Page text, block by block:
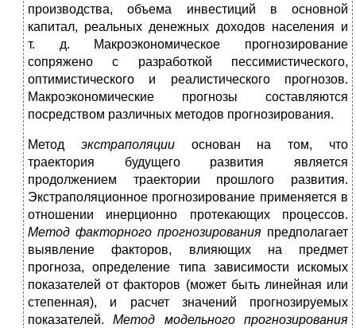
производства, объема инвестиций в основной
капитал, реальных денежных доходов населения и
т. д. Макроэкономическое прогнозирование
сопряжено с разработкой пессимистического,
оптимистического и реалистического прогнозов.
Макроэкономические прогнозы составляются
посредством различных методов прогнозирования.
Метод экстраполяцииоснован на том, что
траектория будущего развития является
продолжением траектории прошлого развития.
Экстраполяционное прогнозирование применяется в
отношении инерционно протекающих процессов.
Метод факторного прогнозирования предполагает
выявление факторов, влияющих на предмет
прогноза, определение типа зависимости искомых
показателей от факторов (может быть линейная или
степенная), и расчет значений прогнозируемых
показателей.Метод модельного прогнозирования